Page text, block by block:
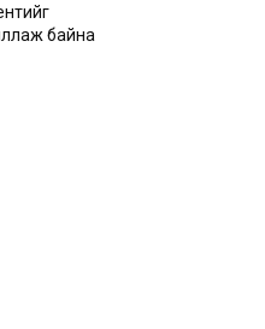
байна